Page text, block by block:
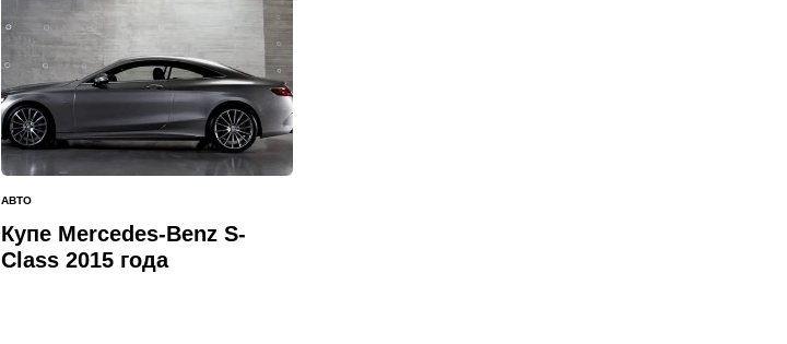
ОПУБЛИКОВАНО
В
АВТО
Купе Mercedes-Benz S-
Class 2015 года